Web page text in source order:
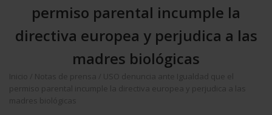
permiso parental incumple la
directiva europea y perjudica a las
madres biológicas
Inicio Notas de prensa
USO denuncia ante Igualdad que el
permiso parental incumple la directiva europea y perjudica a las
madres biológicas